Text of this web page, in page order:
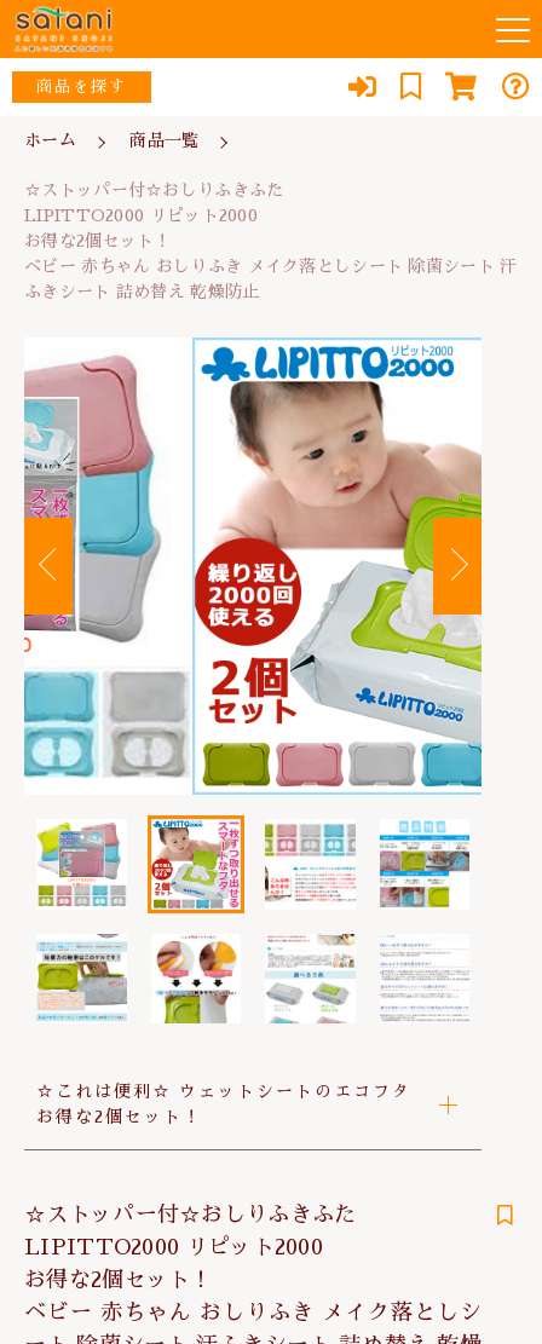
商品を探す
ホーム 商品一覧
☆ストッパー付☆おしりふきふた
LIPITTO2000 リピット2000
お得な2個セット！
ベビー 赤ちゃん おしりふき メイク落としシート 除菌シート 汗
ふきシート 詰め替え 乾燥防止
☆これは便利☆ ウェットシートのエコフタ
お得な2個セット！
☆ストッパー付☆おしりふきふた
LIPITTO2000 リピット2000
お得な2個セット！
ベビー 赤ちゃん おしりふき メイク落としシ
カートに商品を追加しました
☆ストッパー付☆おしりふきふた
お得な2個セット！
ベビー 赤ちゃん おしりふき メイク落としシート
除菌シート 汗ふきシート 詰め替え 乾燥防止
数量
ショッピングを続ける
カートを確認する
当店について
スタッフ紹介
ブログ
0467-79-1184
定休日：土・日・祝日
お問い合わせ
ウイルス対策・除菌
リフォーム
エコ
消臭
便利品
あ行
か行
さ行
は行
ま行
や行
ら行
わ行
こだわり検索
親カテゴリ
子カテゴリ
価格帯
～
その他
在庫あり セール